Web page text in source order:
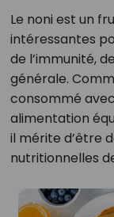
Le noni est un
intéressantes
de l’immunité,
générale.
consommé
alimentation
il mérite d’être
nutritionnelles